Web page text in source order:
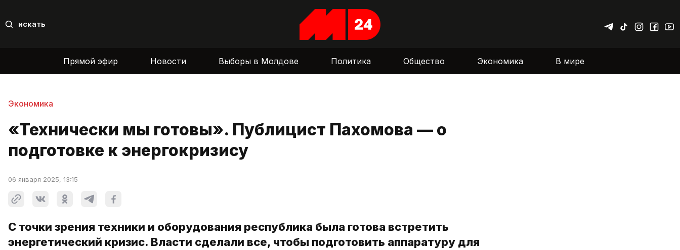
искать
Прямой эфир Новости Выборы в Молдове Политика Общество Экономика В мире
Экономика
«Технически мы готовы». Публицист Пахомова — о
подготовке к энергокризису
06 января 2025, 13:15
С точки зрения техники и оборудования республика была готова встретить
энергетический кризис. Власти сделали все, чтобы подготовить аппаратуру для